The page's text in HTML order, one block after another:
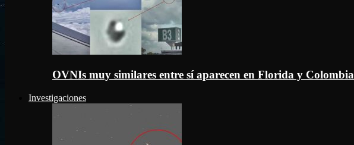
OVNIs muy similares entre sí aparecen en Florida y Colombia
Investigaciones